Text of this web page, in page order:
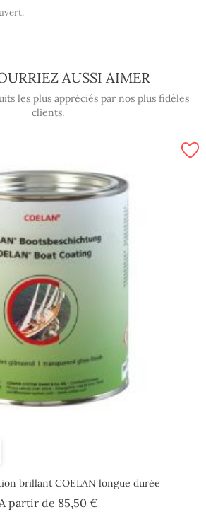
AUSSI AIMER
les plus appréciés par nos plus fidèles
clients.
brillant COELAN longue durée
partir de 85,50 €Prix